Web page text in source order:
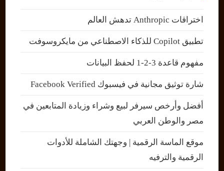
اختراقات Anthropic تدهش العالم
تطبيق Copilot للذكاء الاصطناعي من مايكروسوفت
مفهوم قاعدة 3-2-1 لحفظ البيانات
شارة توثيق مجانية في فيسبوك Facebook Verified
أفضل وأرخص سيرفر لبيع وشراء وزيادة المتابعين في
مصر والوطن العربي
موقع الماسة الرقمية | وجهتك الشاملة للأدوات
الرقمية والترفيه